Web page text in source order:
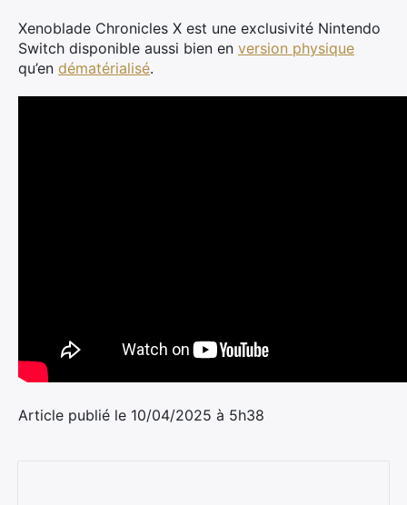
Xenoblade Chronicles X est une exclusivité Nintendo
Switch disponible aussi bien en version physique
qu’en dématérialisé.
Article publié le 10/04/2025 à 5h38